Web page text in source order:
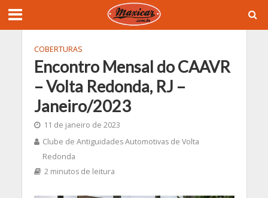
COBERTURAS
Encontro Mensal do CAAVR
– Volta Redonda, RJ –
Janeiro/2023
11 de janeiro de 2023
Clube de Antiguidades Automotivas de Volta
Redonda
2 minutos de leitura